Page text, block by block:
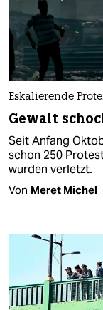
Eskalierende
Gewalt
Seit Anfang
schon 250
wurden verletzt.
Von Meret Michel